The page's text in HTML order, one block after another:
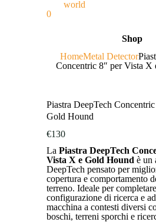
0
Shop
HomeMetal Detector
Concentric 8″ per Vista X
Piastra DeepTech
Gold Hound
€130
La Piastra DeepTech
Vista X e Gold Hound è un
DeepTech pensato per
copertura e comportamento
terreno. Ideale per
configurazione di ricerca e
macchina a contesti diversi
boschi, terreni sporchi e